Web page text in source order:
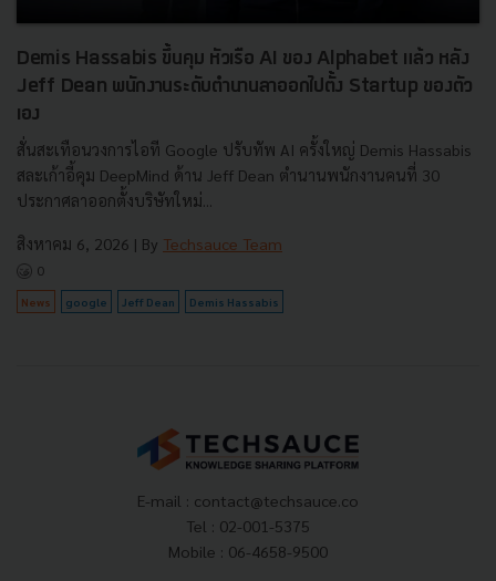
Demis Hassabis ขึ้นคุม หัวเรือ AI ของ Alphabet แล้ว หลัง
Jeff Dean พนักงานระดับตำนานลาออกไปตั้ง Startup ของตัว
เอง
สั่นสะเทือนวงการไอที Google ปรับทัพ AI ครั้งใหญ่ Demis Hassabis
สละเก้าอี้คุม DeepMind ด้าน Jeff Dean ตำนานพนักงานคนที่ 30
ประกาศลาออกตั้งบริษัทใหม่...
สิงหาคม 6, 2026 | By Techsauce Team
0
News google Jeff Dean Demis Hassabis
E-mail : contact@techsauce.co
Tel : 02-001-5375
Mobile : 06-4658-9500